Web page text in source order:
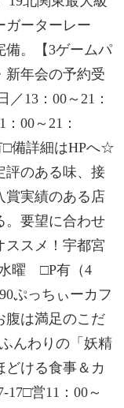
ーターレー
備。【3ゲームパ
新年会の予約受
13：00～21：
00～21：
備詳細はHPへ☆
評のある味、接
賞実績のある店
。要望に合わせ
ススメ！宇都宮
水曜 □P有（4
ぷっちぃーカフ
腹は満足のこだ
んわりの「妖精
どける食事＆カ
17□営11：00～